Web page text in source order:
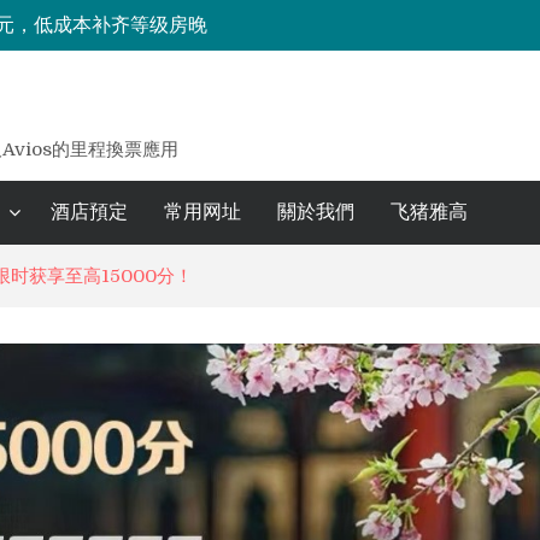
，低成本补齐等级房晚
低成本兑换海外住宿攻略
的里程換票應用
酒店預定 常用网址 關於我們 飞猪雅高
获享至高15000分！